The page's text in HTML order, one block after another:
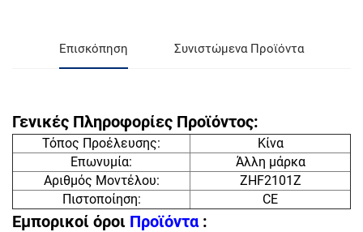
Επισκόπηση Συνιστώμενα Προϊόντα
Γενικές Πληροφορίες Προϊόντος:
Τόπος Προέλευσης:
Κίνα
Επωνυμία:
Άλλη μάρκα
Αριθμός Μοντέλου:
ZHF2101Z
Πιστοποίηση:
CE
Εμπορικοί όροι Προϊόντα :